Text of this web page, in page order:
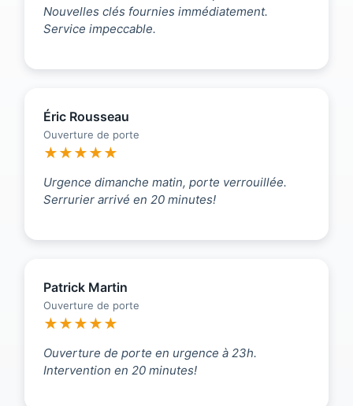
Nouvelles clés fournies immédiatement.
Service impeccable.
Éric Rousseau
Ouverture de porte
★★★★★
Urgence dimanche matin, porte verrouillée.
Serrurier arrivé en 20 minutes!
Patrick Martin
Ouverture de porte
★★★★★
Ouverture de porte en urgence à 23h.
Intervention en 20 minutes!